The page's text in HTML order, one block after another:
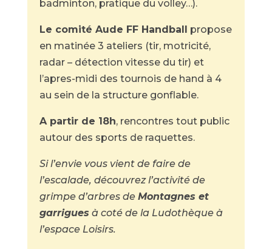
badminton, pratique du volley…).
Le comité Aude FF Handball propose
en matinée 3 ateliers (tir, motricité,
radar – détection vitesse du tir) et
l’apres-midi des tournois de hand à 4
au sein de la structure gonflable.
A partir de 18h, rencontres tout public
autour des sports de raquettes.
Si l’envie vous vient de faire de
l’escalade, découvrez l’activité de
grimpe d’arbres de Montagnes et
garrigues à coté de la Ludothèque à
l’espace Loisirs.